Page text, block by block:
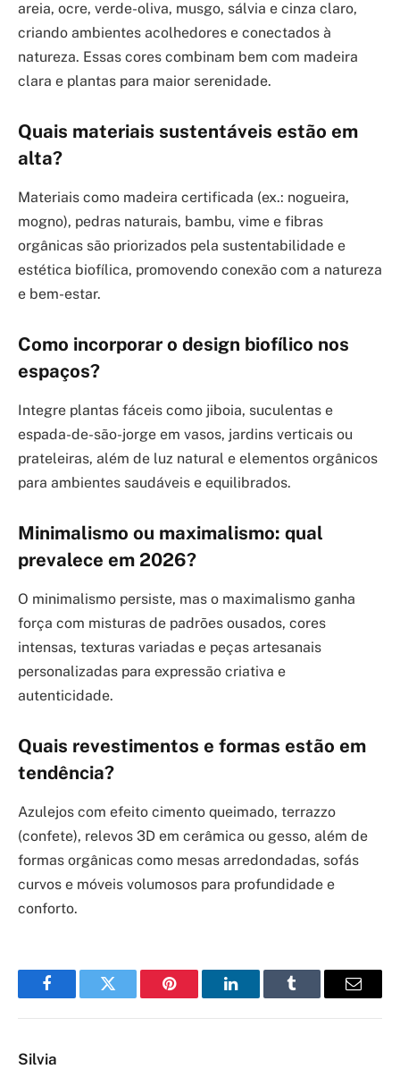
areia, ocre, verde-oliva, musgo, sálvia e cinza claro,
criando ambientes acolhedores e conectados à
natureza. Essas cores combinam bem com madeira
clara e plantas para maior serenidade.
Quais materiais sustentáveis estão em
alta?
Materiais como madeira certificada (ex.: nogueira,
mogno), pedras naturais, bambu, vime e fibras
orgânicas são priorizados pela sustentabilidade e
estética biofílica, promovendo conexão com a natureza
e bem-estar.
Como incorporar o design biofílico nos
espaços?
Integre plantas fáceis como jiboia, suculentas e
espada-de-são-jorge em vasos, jardins verticais ou
prateleiras, além de luz natural e elementos orgânicos
para ambientes saudáveis e equilibrados.
Minimalismo ou maximalismo: qual
prevalece em 2026?
O minimalismo persiste, mas o maximalismo ganha
força com misturas de padrões ousados, cores
intensas, texturas variadas e peças artesanais
personalizadas para expressão criativa e
autenticidade.
Quais revestimentos e formas estão em
tendência?
Azulejos com efeito cimento queimado, terrazzo
(confete), relevos 3D em cerâmica ou gesso, além de
formas orgânicas como mesas arredondadas, sofás
curvos e móveis volumosos para profundidade e
conforto.
FacebookTwitter Pinterest LinkedInTumblr Email
Silvia